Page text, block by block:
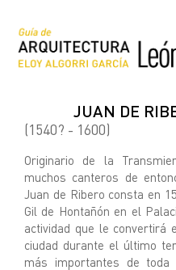
contenido
principal
JUAN DE
(1540? - 1600)
Originario de la
muchos canteros de
Juan de Ribero consta en
Gil de Hontañón en el
actividad que le convertirá
ciudad durante el último
más importantes de